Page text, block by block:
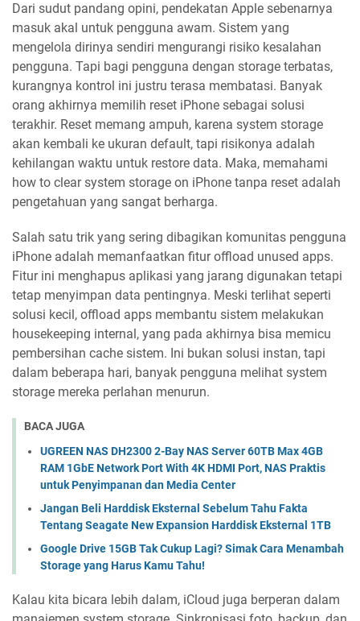
Dari sudut pandang opini, pendekatan Apple sebenarnya
masuk akal untuk pengguna awam. Sistem yang
mengelola dirinya sendiri mengurangi risiko kesalahan
pengguna. Tapi bagi pengguna dengan storage terbatas,
kurangnya kontrol ini justru terasa membatasi. Banyak
orang akhirnya memilih reset iPhone sebagai solusi
terakhir. Reset memang ampuh, karena system storage
akan kembali ke ukuran default, tapi risikonya adalah
kehilangan waktu untuk restore data. Maka, memahami
how to clear system storage on iPhone tanpa reset adalah
pengetahuan yang sangat berharga.
Salah satu trik yang sering dibagikan komunitas pengguna
iPhone adalah memanfaatkan fitur offload unused apps.
Fitur ini menghapus aplikasi yang jarang digunakan tetapi
tetap menyimpan data pentingnya. Meski terlihat seperti
solusi kecil, offload apps membantu sistem melakukan
housekeeping internal, yang pada akhirnya bisa memicu
pembersihan cache sistem. Ini bukan solusi instan, tapi
dalam beberapa hari, banyak pengguna melihat system
storage mereka perlahan menurun.
BACA JUGA
UGREEN NAS DH2300 2-Bay NAS Server 60TB Max 4GB
RAM 1GbE Network Port With 4K HDMI Port, NAS Praktis
untuk Penyimpanan dan Media Center
Jangan Beli Harddisk Eksternal Sebelum Tahu Fakta
Tentang Seagate New Expansion Harddisk Eksternal 1TB
Google Drive 15GB Tak Cukup Lagi? Simak Cara Menambah
Storage yang Harus Kamu Tahu!
Kalau kita bicara lebih dalam, iCloud juga berperan dalam